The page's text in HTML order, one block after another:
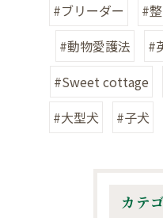
#ブリーダー #
#動物愛護法
#
#Sweet cottage
#大型犬
#子犬
カテ